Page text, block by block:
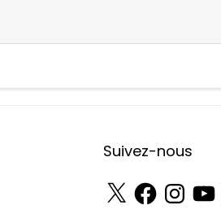
Suivez-nous
X FacebookInstagram